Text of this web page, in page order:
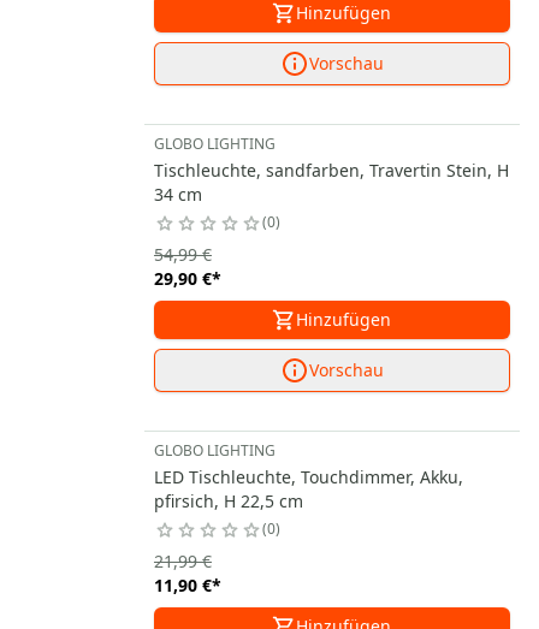
Hinzufügen
Vorschau
GLOBO LIGHTING
Tischleuchte, sandfarben, Travertin Stein, H
34 cm
0
29,90 €*
54,99 €
Hinzufügen
Vorschau
GLOBO LIGHTING
LED Tischleuchte, Touchdimmer, Akku,
pfirsich, H 22,5 cm
0
11,90 €*
21,99 €